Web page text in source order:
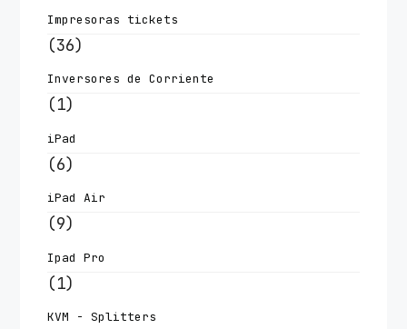
Impresoras tickets
(36)
Inversores de Corriente
(1)
iPad
(6)
iPad Air
(9)
Ipad Pro
(1)
KVM - Splitters